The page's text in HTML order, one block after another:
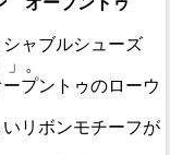
ャブルシューズ
。
プントゥのローウ
リボンモチーフが